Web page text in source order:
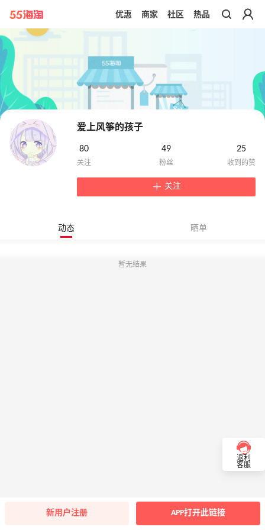
带你去官网买正品
优惠 商家 社区 热品
爱上风筝的孩子
80 49 25
关注
动态 晒单
暂无结果
返利
客服
新用户注册 APP打开此链接